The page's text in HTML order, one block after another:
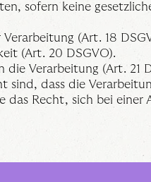
sofern keine
(Art. 18
(Art. 20 DSGVO).
die Verarbeitung (Art. 21
sind, dass die
das Recht, sich bei einer